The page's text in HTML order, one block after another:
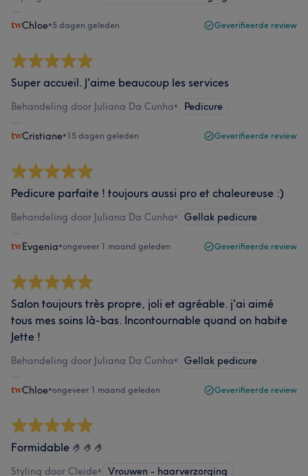
Chloe•5 dagen geleden Geverifieerde review
Super accueil. J'aime beaucoup les services
Behandeling door Juliana Da Cunha• Pedicure
Cristiane•15 dagen geleden Geverifieerde review
Pedicure parfaite ! toujours aussi pro et chaleureuse :)
Behandeling door Juliana Da Cunha• Gellak pedicure
Evgenia•ongeveer 1 maand geleden Geverifieerde review
Salon toujours très propre, joli et agréable. j'ai aimé
tous mes soins là-bas. Incontournable quand on habite
Jette !
Behandeling door Juliana Da Cunha• Gellak pedicure
Chloe•ongeveer 1 maand geleden Geverifieerde review
Formidable 🤌🤌🤌
Styling door Cleide• Vrouwen - haarverzorging